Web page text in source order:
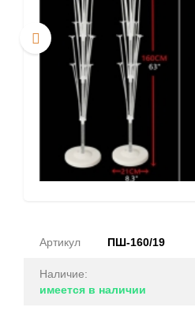
Артикул ПШ-160/19
Наличие:
имеется в наличии